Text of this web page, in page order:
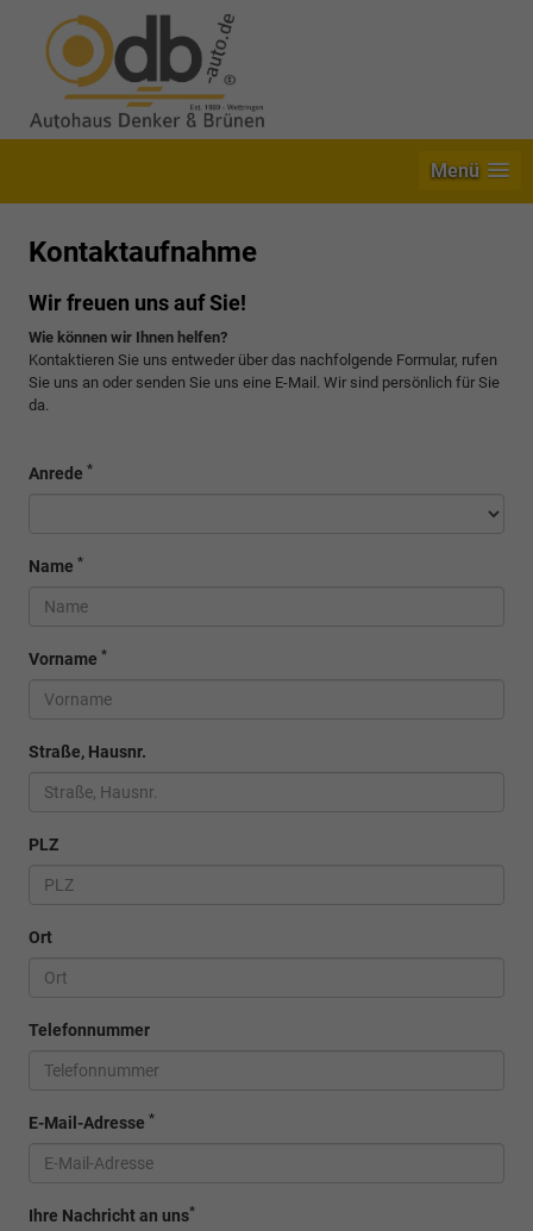
Menü
Kontaktaufnahme
Wir freuen uns auf Sie!
Wie können wir Ihnen helfen?
Kontaktieren Sie uns entweder über das nachfolgende Formular, rufen
Sie uns an oder senden Sie uns eine E-Mail. Wir sind persönlich für Sie
da.
Anrede *
Name *
Vorname *
Straße, Hausnr.
PLZ
Ort
Telefonnummer
E-Mail-Adresse *
Ihre Nachricht an uns*